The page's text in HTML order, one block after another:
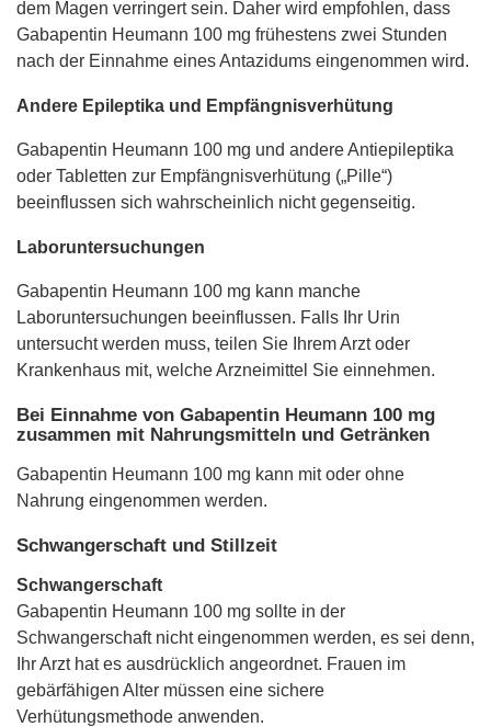
dem Magen verringert sein. Daher wird empfohlen, dass
Gabapentin Heumann 100 mg frühestens zwei Stunden
nach der Einnahme eines Antazidums eingenommen wird.
Andere Epileptika und Empfängnisverhütung
Gabapentin Heumann 100 mg und andere Antiepileptika
oder Tabletten zur Empfängnisverhütung („Pille“)
beeinflussen sich wahrscheinlich nicht gegenseitig.
Laboruntersuchungen
Gabapentin Heumann 100 mg kann manche
Laboruntersuchungen beeinflussen. Falls Ihr Urin
untersucht werden muss, teilen Sie Ihrem Arzt oder
Krankenhaus mit, welche Arzneimittel Sie einnehmen.
Bei Einnahme von Gabapentin Heumann 100 mg
zusammen mit Nahrungsmitteln und Getränken
Gabapentin Heumann 100 mg kann mit oder ohne
Nahrung eingenommen werden.
Schwangerschaft und Stillzeit
Schwangerschaft
Gabapentin Heumann 100 mg sollte in der
Schwangerschaft nicht eingenommen werden, es sei denn,
Ihr Arzt hat es ausdrücklich angeordnet. Frauen im
gebärfähigen Alter müssen eine sichere
Verhütungsmethode anwenden.